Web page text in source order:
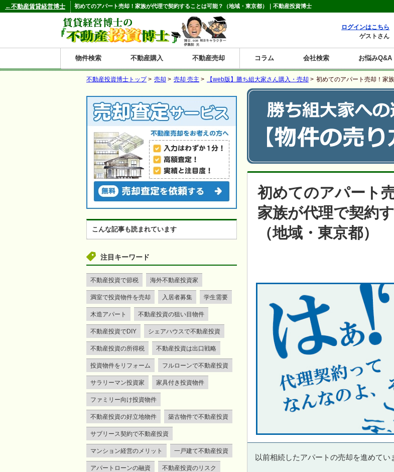
初めてのアパート売却！家族が代理で契約することは可能？（地域・東京都）｜不動産投資博士
ログインはこちら
ゲストさん
物件検索
青森
秋田
岩手
宮城
山形
福島
東京
埼玉
神奈川
千葉
茨城
栃木
群馬
新潟
富山
石川
福井
長野
山梨
静岡
愛知
岐阜
三重
大阪
兵庫
京都
滋賀
奈良
和歌山
鳥取
岡山
島根
広島
山口
香川
徳島
愛媛
高知
福岡
佐賀
長崎
熊本
大分
宮崎
鹿児島
沖縄 投資マンション
一棟売りアパート
一棟売りマンション
一棟売りビル
店舗・事務所
賃貸併用住宅
戸建賃貸
土地
新築住宅
工場・倉庫
ホテルペンション 利
利
利
利
利
利
利
利
利
利
不動産購入 不動産売却 コラム
購入コラム
売却コラム
大家さんコラム
賃貸経営コラム
会社検索 お悩みQ&A
←不動産賃貸経営博士
不動産投資博士トップ> 売却 > 売却 売主 > 【web版】勝ち組大家さん購入・売却 > 初めてのアパート売却！家
初めてのアパート
家族が代理で契約
（地域・東京都）
以前相続したアパートの売却を進めてい
こんな記事も読まれています
注目キーワード
不動産投資で節税 海外不動産投資家
満室で投資物件を売却 入居者募集 学生需要
木造アパート 不動産投資の狙い目物件
不動産投資でDIY シェアハウスで不動産投資
不動産投資の所得税 不動産投資は出口戦略
投資物件をリフォーム フルローンで不動産投資
サラリーマン投資家 家具付き投資物件
ファミリー向け投資物件
不動産投資の好立地物件 築古物件で不動産投資
サブリース契約で不動産投資
マンション経営のメリット 一戸建て不動産投資
アパートローンの融資 不動産投資のリスク